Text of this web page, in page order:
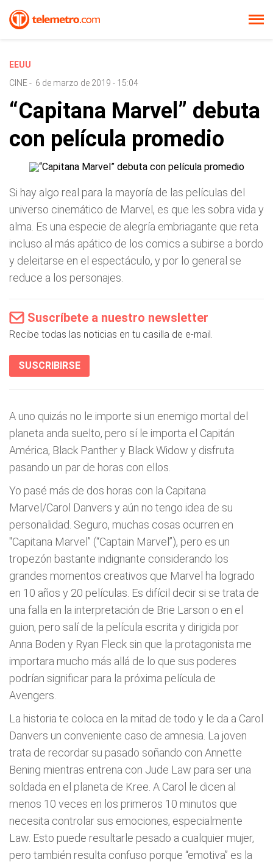
EEUU
CINE- 6 de marzo de 2019 - 15:04
“Capitana Marvel” debuta
con película promedio
Si hay algo real para la mayoría de las películas del
universo cinemático de Marvel, es que les sobra vida y
alma. Es una especie de alegría embriagante que reta
incluso al más apático de los comics a subirse a bordo
y deleitarse en el espectáculo, y por lo general se
reduce a los personajes.
Suscríbete a nuestro newsletter
Recibe todas las noticias en tu casilla de e-mail.
SUSCRIBIRSE
A uno quizás no le importe si un enemigo mortal del
planeta anda suelto, pero sí le importa el Capitán
América, Black Panther y Black Widow y disfruta
pasando un par de horas con ellos.
Yo pasé más de dos horas con la Capitana
Marvel/Carol Danvers y aún no tengo idea de su
personalidad. Seguro, muchas cosas ocurren en
"Capitana Marvel” (“Captain Marvel”), pero es un
tropezón bastante indignante considerando los
grandes momentos creativos que Marvel ha logrado
en 10 años y 20 películas. Es difícil decir si se trata de
una falla en la interpretación de Brie Larson o en el
guion, pero salí de la película escrita y dirigida por
Anna Boden y Ryan Fleck sin que la protagonista me
importara mucho más allá de lo que sus poderes
podrían significar para la próxima película de
Avengers.
La historia te coloca en la mitad de todo y le da a Carol
Danvers un conveniente caso de amnesia. La joven
trata de recordar su pasado soñando con Annette
Bening mientras entrena con Jude Law para ser una
soldada en el planeta de Kree. A Carol le dicen al
menos 10 veces en los primeros 10 minutos que
necesita controlar sus emociones, especialmente
Law. Esto puede resultarle pesado a cualquier mujer,
pero también resulta confuso porque “emotiva” es la